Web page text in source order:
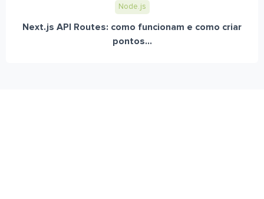
Node.js
Next.js API Routes: como funcionam e como criar
pontos...